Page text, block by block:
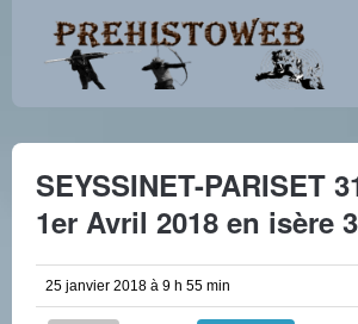
SEYSSINET-PARISET
1er Avril 2018 en isère
25 janvier 2018 à 9 h 55 min